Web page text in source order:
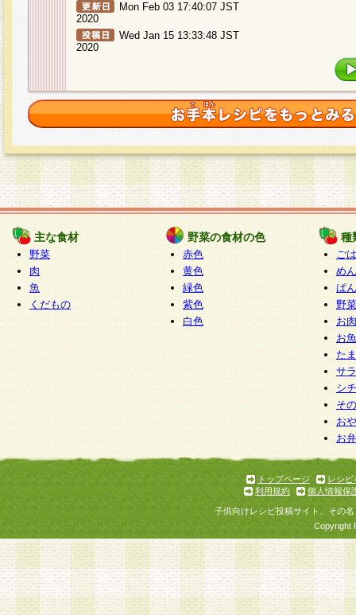
Mon Feb 03 17:40:07 JST
2020
Wed Jan 15 13:33:48 JST
2020
主な食材
野菜
肉
魚
くだもの
野菜の食材の色
赤色
黄色
緑色
紫色
白色
種
ご
めん
ぱん
野
お
お
た
サ
シ
そ
お
お
トップページ
レシピ
利用規約
個人情報保
子供向けレシピ投稿サイト、その
Copyright